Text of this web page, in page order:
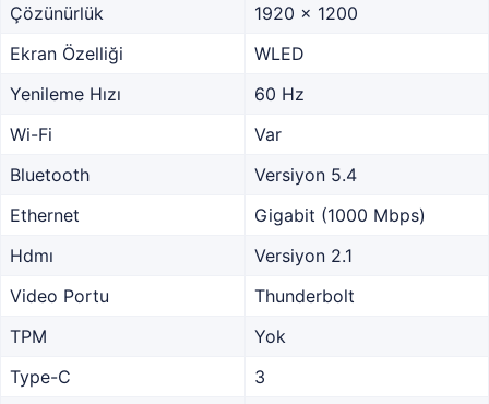
Çözünürlük
1920 x 1200
Ekran Özelliği
WLED
Yenileme Hızı
60 Hz
Wi-Fi
Var
Bluetooth
Versiyon 5.4
Ethernet
Gigabit (1000 Mbps)
Hdmı
Versiyon 2.1
Video Portu
Thunderbolt
TPM
Yok
Type-C
3